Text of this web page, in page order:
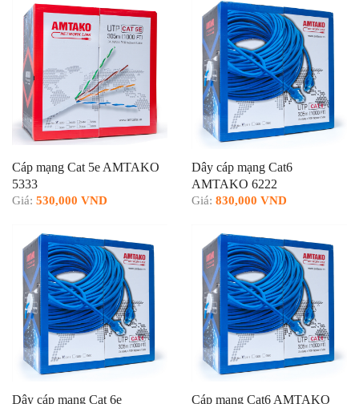
Cáp mạng Cat 5e AMTAKO
5333
Giá: 530,000 VND
Dây cáp mạng Cat6
AMTAKO 6222
Giá: 830,000 VND
Dây cáp mạng Cat 6e
Cáp mạng Cat6 AMTAKO